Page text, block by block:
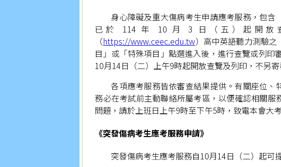
身心障礙及重大傷病考生申請應考服務，包
已於 114 年 10 月 3 日（五）起開
（https://www.ceec.edu.tw）高中英語聽力測驗
目」或「特殊項目」點選進入後，進行查覽或列
10月14日（二）上午9時起開放查覽及列印，不另寄
各項應考服務皆依審查結果提供。有關座位
務必在考試前主動聯絡所屬考區，以便確認相關
問題，請於上班日上午9時至下午5時，致電本會大
《突發傷病考生應考服務申請》
突發傷病考生應考服務自10月14日（二）起可